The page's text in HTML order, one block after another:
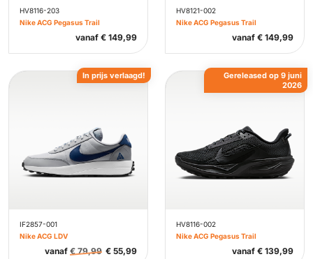
HV8116-203
Nike ACG Pegasus Trail
vanaf € 149,99
HV8121-002
Nike ACG Pegasus Trail
vanaf € 149,99
IF2857-001
Nike ACG LDV
vanaf €79,99 € 55,99
In prijs verlaagd!
HV8116-002
Nike ACG Pegasus Trail
vanaf € 139,99
Gereleased op 9 juni
2026